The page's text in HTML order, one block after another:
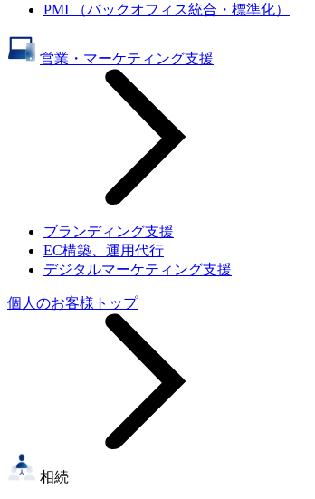
PMI （バックオフィス統合・標準化）
営業・マーケティング支援
ブランディング支援
EC構築、運用代行
デジタルマーケティング支援
個人のお客様トップ
相続